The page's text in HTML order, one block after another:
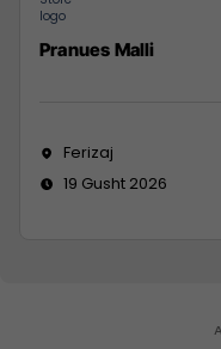
Pranues Malli
Ferizaj
19 Gusht 2026